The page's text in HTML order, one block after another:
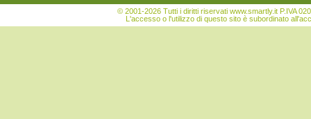
© 2001-2026 Tutti i diritti riservati www.smartly.it P.IVA
L'accesso o l'utilizzo di questo sito è subordinato